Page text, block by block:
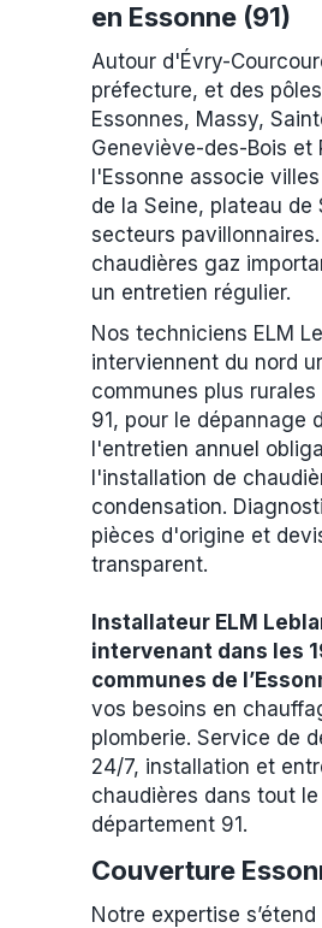
en Essonne (91)
Autour d'Évry-
préfecture, et des
Essonnes, Massy,
Geneviève-des-Bois et
l'Essonne associe
de la Seine, plateau de
secteurs
chaudières gaz
un entretien régulier.
Nos techniciens ELM
interviennent du nord
communes plus rurales
91, pour le dépannage
l'entretien annuel
l'installation de
condensation.
pièces d'origine et
transparent.
Installateur ELM
intervenant dans les
communes de
vos besoins en
plomberie. Service de
24/7, installation et
chaudières dans tout le
département 91.
Couverture
Notre expertise s’étend